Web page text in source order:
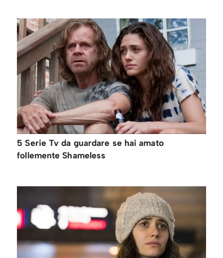
5 Serie Tv da guardare se hai amato
follemente Shameless